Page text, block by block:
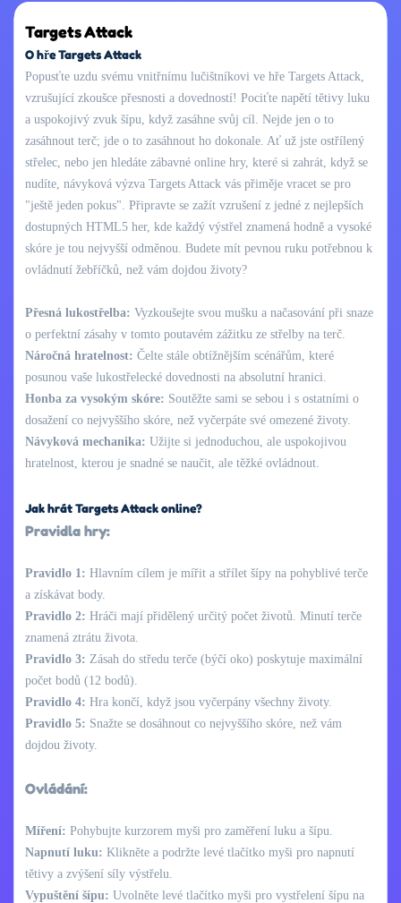
Targets Attack
O hře Targets Attack
Popusťte uzdu svému vnitřnímu lučištníkovi ve hře Targets Attack,
vzrušující zkoušce přesnosti a dovedností! Pociťte napětí tětivy luku
a uspokojivý zvuk šípu, když zasáhne svůj cíl. Nejde jen o to
zasáhnout terč; jde o to zasáhnout ho dokonale. Ať už jste ostřílený
střelec, nebo jen hledáte zábavné online hry, které si zahrát, když se
nudíte, návyková výzva Targets Attack vás přiměje vracet se pro
"ještě jeden pokus". Připravte se zažít vzrušení z jedné z nejlepších
dostupných HTML5 her, kde každý výstřel znamená hodně a vysoké
skóre je tou nejvyšší odměnou. Budete mít pevnou ruku potřebnou k
ovládnutí žebříčků, než vám dojdou životy?
Přesná lukostřelba: Vyzkoušejte svou mušku a načasování při snaze
o perfektní zásahy v tomto poutavém zážitku ze střelby na terč.
Náročná hratelnost: Čelte stále obtížnějším scénářům, které
posunou vaše lukostřelecké dovednosti na absolutní hranici.
Honba za vysokým skóre: Soutěžte sami se sebou i s ostatními o
dosažení co nejvyššího skóre, než vyčerpáte své omezené životy.
Návyková mechanika: Užijte si jednoduchou, ale uspokojivou
hratelnost, kterou je snadné se naučit, ale těžké ovládnout.
Jak hrát Targets Attack online?
Pravidla hry:
Pravidlo 1: Hlavním cílem je mířit a střílet šípy na pohyblivé terče
a získávat body.
Pravidlo 2: Hráči mají přidělený určitý počet životů. Minutí terče
znamená ztrátu života.
Pravidlo 3: Zásah do středu terče (býčí oko) poskytuje maximální
počet bodů (12 bodů).
Pravidlo 4: Hra končí, když jsou vyčerpány všechny životy.
Pravidlo 5: Snažte se dosáhnout co nejvyššího skóre, než vám
dojdou životy.
Ovládání:
Míření: Pohybujte kurzorem myši pro zaměření luku a šípu.
Napnutí luku: Klikněte a podržte levé tlačítko myši pro napnutí
tětivy a zvýšení síly výstřelu.
Vypuštění šípu: Uvolněte levé tlačítko myši pro vystřelení šípu na